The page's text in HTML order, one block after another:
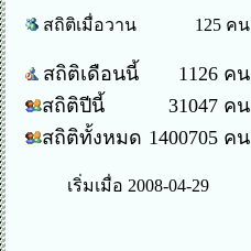
สถิติเมื่อวาน 125 คน
สถิติเดือนนี้
สถิติปีนี้
สถิติทั้งหมด
1126 คน
31047 คน
1400705 คน
เริ่มเมื่อ 2008-04-29